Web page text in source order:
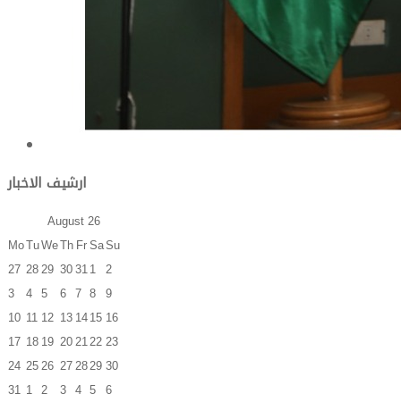
ارشيف الاخبار
August26
MoTuWeThFrSaSu
27 2829 30311 2
3 4 5 6 7 8 9
10 11 12 131415 16
17 1819 20212223
24 2526 27282930
31 1 2 3 4 5 6